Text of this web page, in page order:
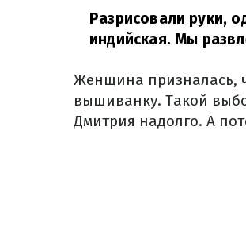
Разрисовали руки,
индийская. Мы
Женщина призналась,
вышиванку. Такой
Дмитрия надолго. А